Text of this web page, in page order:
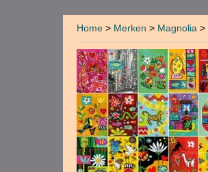
Home > Merken > Magnolia >